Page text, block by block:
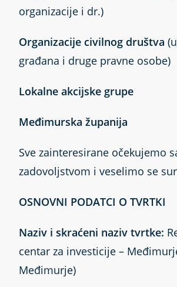
organizacije i dr.)
Organizacije civilnog društva
građana i druge pravne osobe)
Lokalne akcijske grupe
Međimurska županija
Sve zainteresirane očekujemo
zadovoljstvom i veselimo se
OSNOVNI PODATCI O TVRTKI
Naziv i skraćeni naziv tvrtke:
centar za investicije –
Međimurje)